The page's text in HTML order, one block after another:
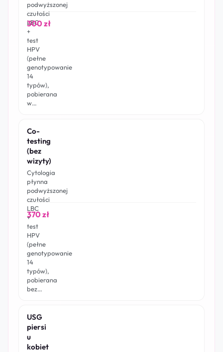
podwyższonej
czułości
LBC
+
test
HPV
(pełne
genotypowanie
14
typów),
pobierana
w…
300 zł
Co-
testing
(bez
wizyty)
Cytologia
płynna
podwyższonej
czułości
LBC
+
test
HPV
(pełne
genotypowanie
14
typów),
pobierana
bez…
370 zł
USG
piersi
u
kobiet